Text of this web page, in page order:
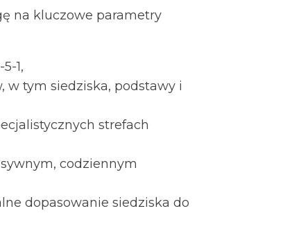
na kluczowe parametry
1,
w tym siedziska, podstawy i
strefach
codziennym
dopasowanie siedziska do